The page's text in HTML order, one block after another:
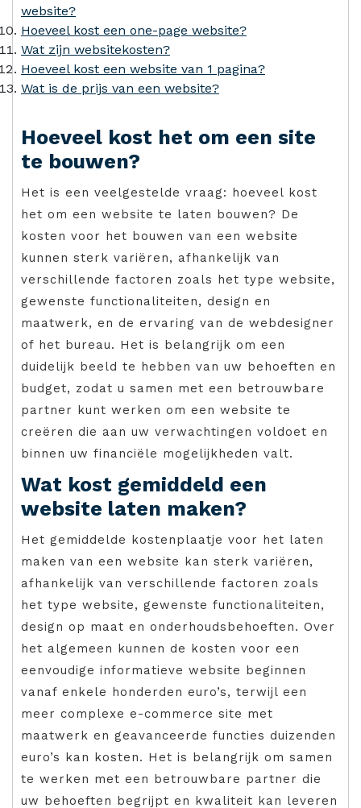
website?
Hoeveel kost een one-page website?
Wat zijn websitekosten?
Hoeveel kost een website van 1 pagina?
Wat is de prijs van een website?
Hoeveel kost het om een ​​site
te bouwen?
Het is een veelgestelde vraag: hoeveel kost
het om een website te laten bouwen? De
kosten voor het bouwen van een website
kunnen sterk variëren, afhankelijk van
verschillende factoren zoals het type website,
gewenste functionaliteiten, design en
maatwerk, en de ervaring van de webdesigner
of het bureau. Het is belangrijk om een
duidelijk beeld te hebben van uw behoeften en
budget, zodat u samen met een betrouwbare
partner kunt werken om een website te
creëren die aan uw verwachtingen voldoet en
binnen uw financiële mogelijkheden valt.
Wat kost gemiddeld een
website laten maken?
Het gemiddelde kostenplaatje voor het laten
maken van een website kan sterk variëren,
afhankelijk van verschillende factoren zoals
het type website, gewenste functionaliteiten,
design op maat en onderhoudsbehoeften. Over
het algemeen kunnen de kosten voor een
eenvoudige informatieve website beginnen
vanaf enkele honderden euro’s, terwijl een
meer complexe e-commerce site met
maatwerk en geavanceerde functies duizenden
euro’s kan kosten. Het is belangrijk om samen
te werken met een betrouwbare partner die
uw behoeften begrijpt en kwaliteit kan leveren